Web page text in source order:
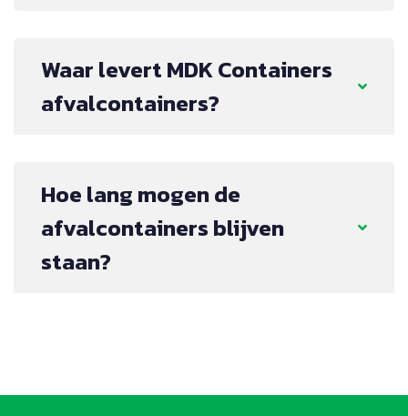
Waar levert MDK Containers
afvalcontainers?
Hoe lang mogen de
afvalcontainers blijven
staan?